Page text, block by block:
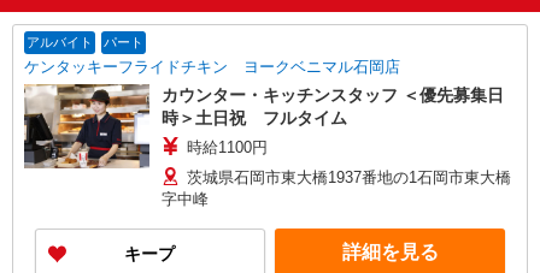
アルバイト パート
ケンタッキーフライドチキン ヨークベニマル石岡店
カウンター・キッチンスタッフ ＜優先募集日
時＞土日祝 フルタイム
時給1100円
茨城県石岡市東大橋1937番地の1石岡市東大橋
字中峰
キープ 詳細を見る